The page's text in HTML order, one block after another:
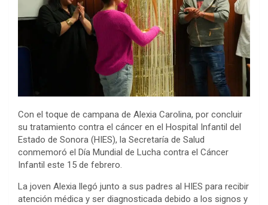
Con el toque de campana de Alexia Carolina, por concluir
su tratamiento contra el cáncer en el Hospital Infantil del
Estado de Sonora (HIES), la Secretaría de Salud
conmemoró el Día Mundial de Lucha contra el Cáncer
Infantil este 15 de febrero.
La joven Alexia llegó junto a sus padres al HIES para recibir
atención médica y ser diagnosticada debido a los signos y